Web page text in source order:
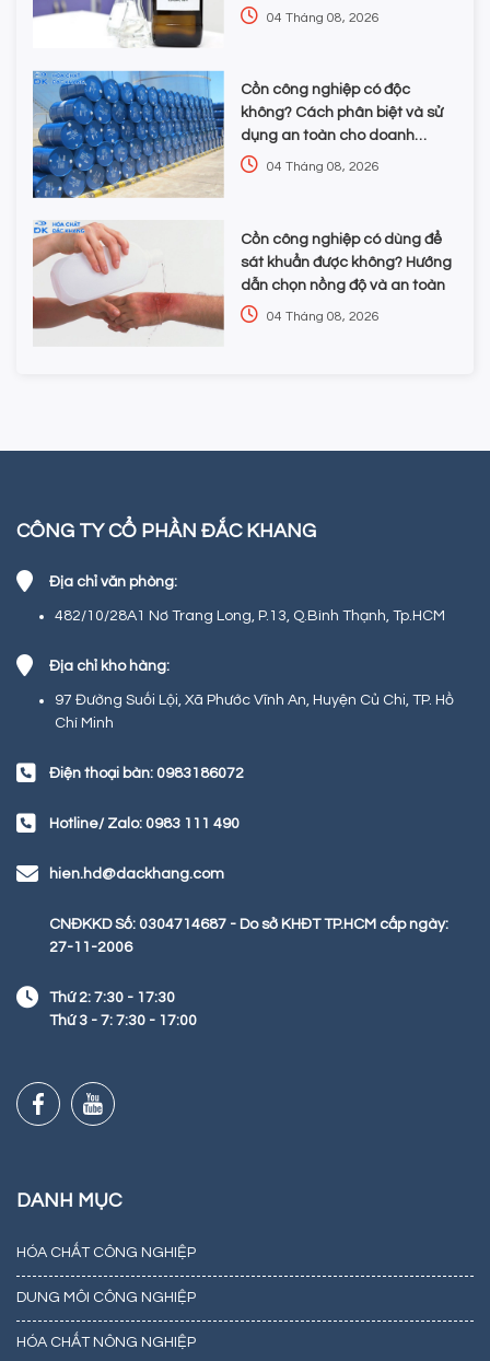
chọn hóa chất
04 Tháng 08, 2026
Cồn công nghiệp có độc
không? Cách phân biệt và sử
dụng an toàn cho doanh
nghiệp
04 Tháng 08, 2026
Cồn công nghiệp có dùng để
sát khuẩn được không? Hướng
dẫn chọn nồng độ và an toàn
04 Tháng 08, 2026
CÔNG TY CỔ PHẦN ĐẮC KHANG
Địa chỉ văn phòng:
482/10/28A1 Nơ Trang Long, P.13, Q.Bình Thạnh, Tp.HCM
Địa chỉ kho hàng:
97 Đường Suối Lội, Xã Phước Vĩnh An, Huyện Củ Chi, TP. Hồ
Chí Minh
Điện thoại bàn: 0983186072
Hotline/ Zalo: 0983 111 490
hien.hd@dackhang.com
CNĐKKD Số: 0304714687 - Do sở KHĐT TP.HCM cấp ngày:
27-11-2006
Thứ 2: 7:30 - 17:30
Thứ 3 - 7: 7:30 - 17:00
DANH MỤC
HÓA CHẤT CÔNG NGHIỆP
DUNG MÔI CÔNG NGHIỆP
HÓA CHẤT NÔNG NGHIỆP